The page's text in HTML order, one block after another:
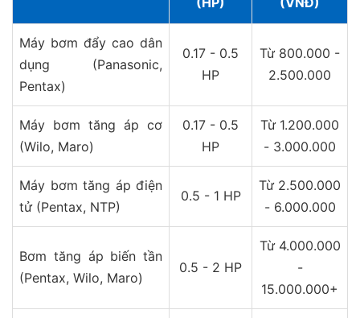
Máy bơm đẩy cao dân
dụng (Panasonic,
Pentax)
0.17 - 0.5
HP
Từ 800.000 -
2.500.000
Máy bơm tăng áp cơ
(Wilo, Maro)
0.17 - 0.5
HP
Từ 1.200.000
- 3.000.000
Máy bơm tăng áp điện
tử (Pentax, NTP)
0.5 - 1 HP
Từ 2.500.000
- 6.000.000
Bơm tăng áp biến tần
(Pentax, Wilo, Maro)
0.5 - 2 HP
Từ 4.000.000
-
15.000.000+